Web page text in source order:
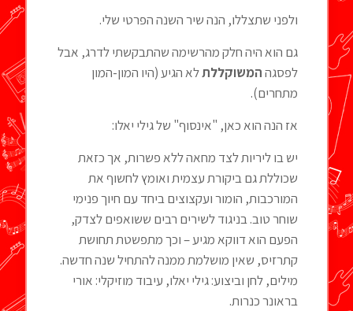
ולפני שתצללו, הנה שיר השנה הפרטי שלי.
גם הוא היה חלק מהרשימה שהתבקשתי לדרג, אבל
לפסגההמשוקללתלא הגיע (היו המון-המון
מתחרים).
אז הנה הוא כאן, "אינסוף" של גילי יאלו:
יש בו ליריות לצד מחאה ללא פשרות, אך כזאת
שכוללת גם ביקורת עצמית ואומץ לחשוף את
המורכבות, הומור ועקצוצים ביחד עם חיוך פנימי
שוחר טוב. בניגוד לשירים רבים ששואפים לצדק,
הפעם הוא דווקא מגיע – וכך מתפשטת תחושת
קתרזיס, שאין מושלמת ממנה להתחיל שנה חדשה.
מילים, לחן וביצוע: גילי יאלו, עיבוד מוזיקלי: אורי
בראונר כנרות.